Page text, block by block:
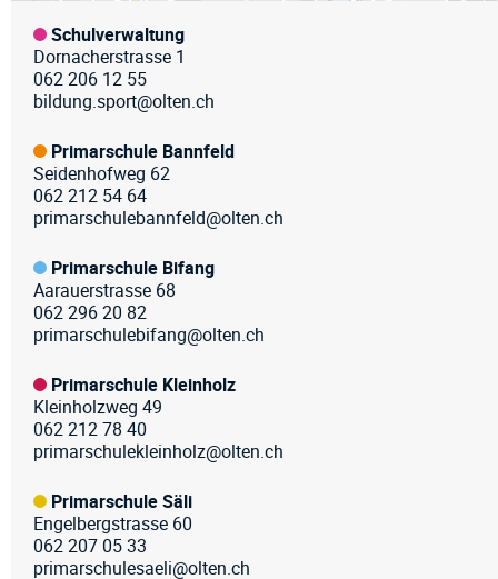
Schulverwaltung
Dornacherstrasse 1
062 206 12 55
bildung.sport@olten.ch
Primarschule Bannfeld
Seidenhofweg 62
062 212 54 64
primarschulebannfeld@olten.ch
Primarschule Bifang
Aarauerstrasse 68
062 296 20 82
primarschulebifang@olten.ch
Primarschule Kleinholz
Kleinholzweg 49
062 212 78 40
primarschulekleinholz@olten.ch
Primarschule Säli
Engelbergstrasse 60
062 207 05 33
primarschulesaeli@olten.ch